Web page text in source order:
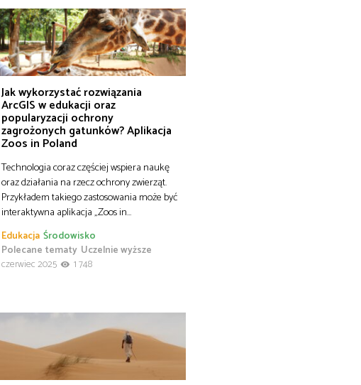
Jak wykorzystać rozwiązania
ArcGIS w edukacji oraz
popularyzacji ochrony
zagrożonych gatunków? Aplikacja
Zoos in Poland
Technologia coraz częściej wspiera naukę
oraz działania na rzecz ochrony zwierząt.
Przykładem takiego zastosowania może być
interaktywna aplikacja „Zoos in…
Edukacja
Polecane tematy
Środowisko
Uczelnie wyższe
czerwiec 2025
1 748